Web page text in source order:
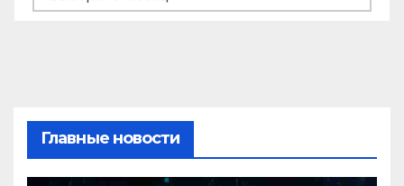
Главные новости